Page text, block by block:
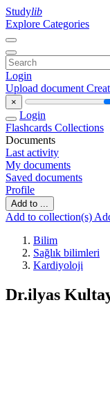
Studylib
Explore Categories
Login
Upload document
×
Login
Flashcards Collections
Documents
Last activity
My documents
Saved documents
Profile
Add to ...
Add to collection(s)
Bilim
Sağlık bilimleri
Kardiyoloji
Dr.ilyas